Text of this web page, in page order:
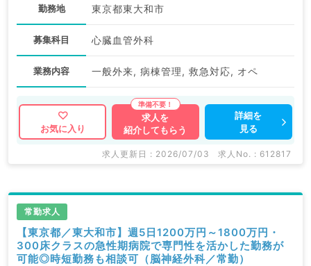
勤務地 東京都東大和市
募集科目 心臓血管外科
業務内容 一般外来, 病棟管理, 救急対応, オペ
お気に入り
求人を
紹介してもらう
詳細を
見る
求人更新日 : 2026/07/03 求人No. : 612817
常勤求人
【東京都／東大和市】週5日1200万円～1800万円・
300床クラスの急性期病院で専門性を活かした勤務が
可能◎時短勤務も相談可（脳神経外科／常勤）